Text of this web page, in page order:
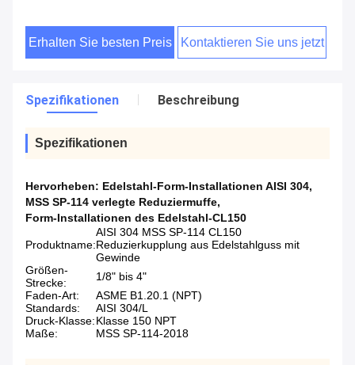
Erhalten Sie besten Preis Kontaktieren Sie uns jetzt
Spezifikationen Beschreibung
Spezifikationen
Hervorheben: Edelstahl-Form-Installationen AISI 304,
MSS SP-114 verlegte Reduziermuffe,
Form-Installationen des Edelstahl-CL150
Produktname:
AISI 304 MSS SP-114 CL150
Reduzierkupplung aus Edelstahlguss mit
Gewinde
Größen-
Strecke:
1/8" bis 4"
Faden-Art:
ASME B1.20.1 (NPT)
Standards:
AISI 304/L
Druck-Klasse:Klasse 150 NPT
Maße:
MSS SP-114-2018